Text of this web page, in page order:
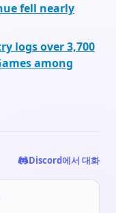
fell nearly
logs over 3,700
among
Discord에서 대화